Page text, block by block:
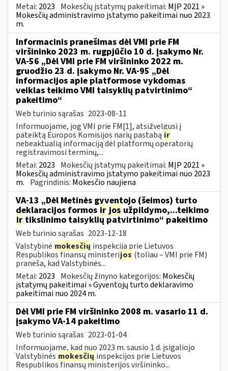
Metai: 2023 Mokesčių įstatymų pakeitimai: MĮP 2021 »
Mokesčių administravimo įstatymo pakeitimai nuo 2023
m.
Informacinis pranešimas dėl VMI prie FM
viršininko 2023 m. rugpjūčio 10 d. įsakymo Nr.
VA-56 „Dėl VMI prie FM viršininko 2022 m.
gruodžio 23 d. įsakymo Nr. VA-95 „Dėl
informacijos apie platformose vykdomas
veiklas teikimo VMI taisyklių patvirtinimo“
pakeitimo“
Web turinio sąrašas 2023-08-11
Informuojame, jog VMI prie FM[1], atsižvelgusi į
pateiktą Europos Komisijos narių pastabą ir
nebeaktualią informaciją dėl platformų operatorių
registravimosi terminų,...
Metai: 2023 Mokesčių įstatymų pakeitimai: MĮP 2021 »
Mokesčių administravimo įstatymo pakeitimai nuo 2023
m. Pagrindinis: Mokesčio naujiena
VA-13 „Dėl Metinės gyventojo (šeimos) turto
deklaracijos formos ir jos užpildymo,...teikimo
ir tikslinimo taisyklių patvirtinimo“ pakeitimo
Web turinio sąrašas 2023-12-18
Valstybinė mokesčių inspekcija prie Lietuvos
Respublikos finansų ministerijos (toliau – VMI prie FM)
praneša, kad Valstybinės...
Metai: 2023 Mokesčių žinyno kategorijos: Mokesčių
įstatymų pakeitimai » Gyventojų turto deklaravimo
pakeitimai nuo 2024 m.
Dėl VMI prie FM viršininko 2008 m. vasario 11 d.
įsakymo VA-14 pakeitimo
Web turinio sąrašas 2023-01-04
Informuojame, kad nuo 2023 m. sausio 1 d. įsigaliojo
Valstybinės mokesčių inspekcijos prie Lietuvos
Respublikos finansų ministerijos viršininko...